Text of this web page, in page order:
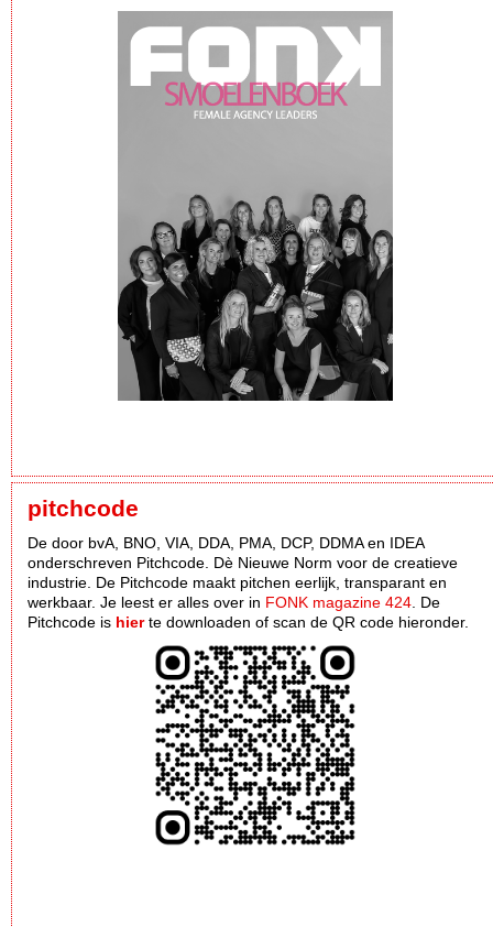
pitchcode
De door bvA, BNO, VIA, DDA, PMA, DCP, DDMA en IDEA
onderschreven Pitchcode. Dè Nieuwe Norm voor de creatieve
industrie. De Pitchcode maakt pitchen eerlijk, transparant en
werkbaar. Je leest er alles over in FONK magazine 424 . De
Pitchcode is hierte downloaden of scan de QR code hieronder.